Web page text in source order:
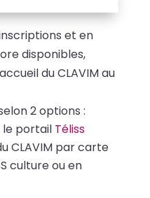
et en
disponibles,
du CLAVIM au
2 options :
le portail Téliss
CLAVIM par carte
culture ou en